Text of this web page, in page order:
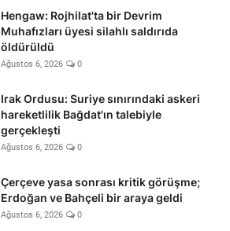
Hengaw: Rojhilat'ta bir Devrim
Muhafızları üyesi silahlı saldırıda
öldürüldü
Ağustos 6, 2026 0
Irak Ordusu: Suriye sınırındaki askeri
hareketlilik Bağdat'ın talebiyle
gerçekleşti
Ağustos 6, 2026 0
Çerçeve yasa sonrası kritik görüşme;
Erdoğan ve Bahçeli bir araya geldi
Ağustos 6, 2026 0